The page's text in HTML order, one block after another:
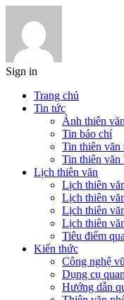
Sign in
Trang chủ
Tin tức
Ảnh thiên
Tin báo chí
Tin thiên văn
Tin thiên văn
Lịch thiên văn
Lịch thiên
Lịch thiên
Lịch thiên
Lịch thiên
Tiêu điểm
Kiến thức
Công nghệ
Dụng cụ
Hướng dẫn